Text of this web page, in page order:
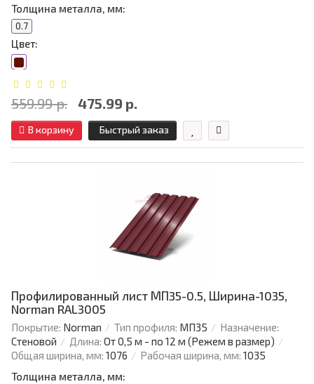
Толщина металла, мм:
0.7
Цвет:
559.99 р. 475.99 р.
В корзину Быстрый заказ
Профилированный лист МП35-0.5, Ширина-1035,
Norman RAL3005
Покрытие: Norman Тип профиля: МП35
Назначение:
Стеновой
Длина: От 0,5 м - по 12 м (Режем в размер)
Общая ширина, мм: 1076 Рабочая ширина, мм: 1035
Толщина металла, мм: